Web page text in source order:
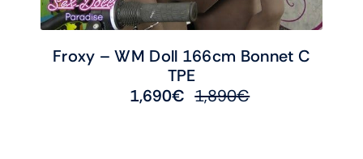
Froxy – WM Doll 166cm Bonnet C
TPE
1,890€Le
1,690€
Le